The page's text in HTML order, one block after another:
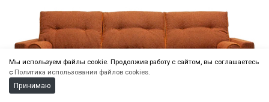
Мы используем файлы cookie. Продолжив работу с сайтом, вы соглашаетесь
с Политика использования файлов cookies.
Принимаю